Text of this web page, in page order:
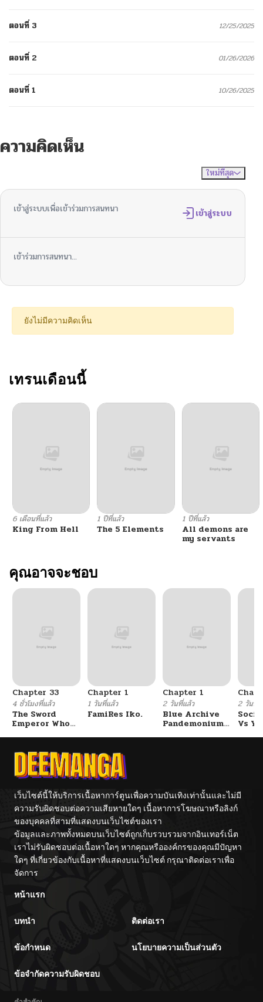
ตอนที่ 3 12/25/2025
ตอนที่ 2 01/26/2026
ตอนที่ 1 10/26/2025
ความคิดเห็น
ใหม่ที่สุด
เข้าสู่ระบบเพื่อเข้าร่วมการสนทนา เข้าสู่ระบบ
เข้าร่วมการสนทนา...
ยังไม่มีความคิดเห็น
เทรนเดือนนี้
6 เดือนที่แล้ว
King From Hell
1 ปีที่แล้ว
The 5 Elements
1 ปีที่แล้ว
All demons are
my servants
คุณอาจจะชอบ
Chapter 33
4 ชั่วโมงที่แล้ว
The Sword
Emperor Who
จักรพรรดิเทพดาบ
ผงาดเหนือชาติภพ
Chapter 1
1 วันที่แล้ว
FamiRes Iko.
Chapter 1
2 วันที่แล้ว
Blue Archive
Pandemonium
2 วันที่แ
Vs
เว็บไซต์นี้ให้บริการเนื้อหาการ์ตูนเพื่อความบันเทิงเท่านั้นและไม่มี
ความรับผิดชอบต่อความเสียหายใดๆ เนื้อหาการโฆษณาหรือลิงก์
ของบุคคลที่สามที่แสดงบนเว็บไซต์ของเรา
ข้อมูลและภาพทั้งหมดบนเว็บไซต์ถูกเก็บรวบรวมจากอินเทอร์เน็ต
เราไม่รับผิดชอบต่อเนื้อหาใดๆ หากคุณหรือองค์กรของคุณมีปัญหา
ใดๆ ที่เกี่ยวข้องกับเนื้อหาที่แสดงบนเว็บไซต์ กรุณาติดต่อเราเพื่อ
จัดการ
หน้าแรก
บทนำ ติดต่อเรา
ข้อกำหนด นโยบายความเป็นส่วนตัว
ข้อจำกัดความรับผิดชอบ